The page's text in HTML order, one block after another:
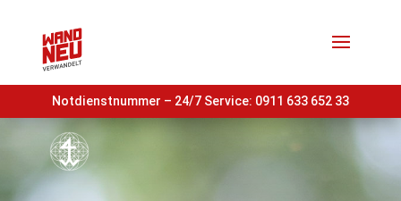
Notdienstnummer – 24/7 Service: 0911 633 652 33